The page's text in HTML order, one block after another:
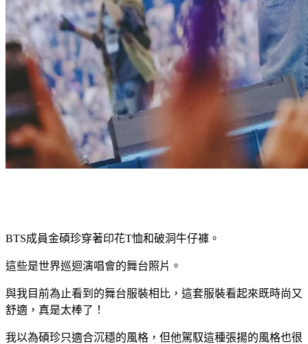
BTS成員金碩珍穿著印花T恤和破洞牛仔褲。
這些是世界巡迴演唱會的舞台照片。
與我目前為止看到的舞台服裝相比，這套服裝看起來既時尚又
舒適，真是太棒了！
我以為碩珍只適合沉穩的風格，但他駕馭這種張揚的風格也很